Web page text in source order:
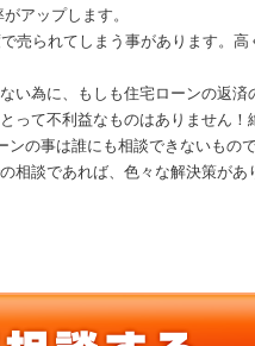
アップします。
売られてしまう事があります。高
い為に、もしも住宅ローンの返済
って不利益なものはありません！
ンの事は誰にも相談できないもの
相談であれば、色々な解決策があ